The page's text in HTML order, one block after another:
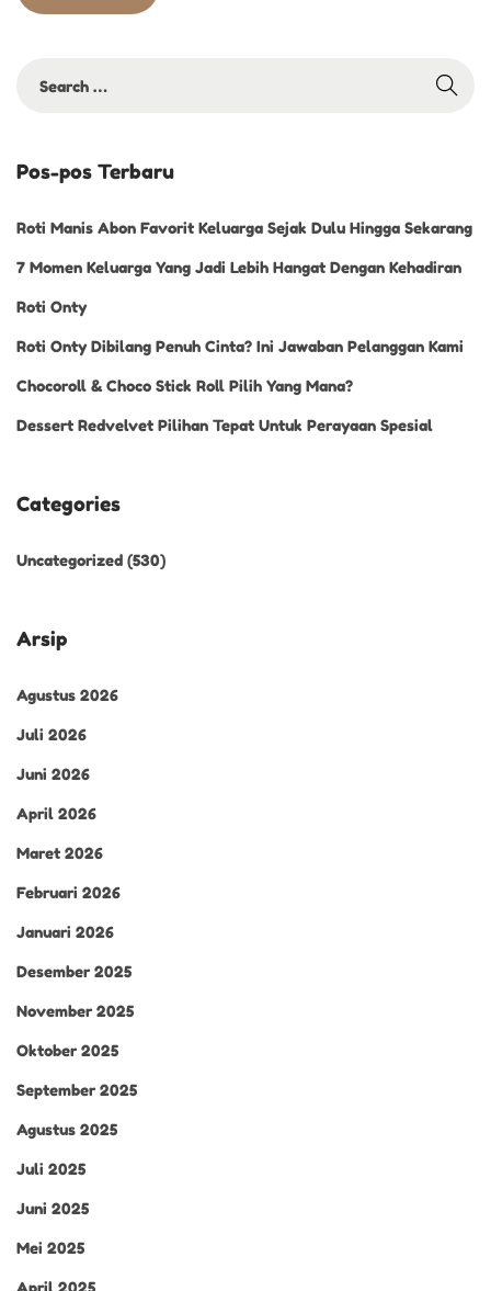
Pos-pos Terbaru
Roti Manis Abon Favorit Keluarga Sejak Dulu Hingga Sekarang
7 Momen Keluarga Yang Jadi Lebih Hangat Dengan Kehadiran
Roti Onty
Roti Onty Dibilang Penuh Cinta? Ini Jawaban Pelanggan Kami
Chocoroll & Choco Stick Roll Pilih Yang Mana?
Dessert Redvelvet Pilihan Tepat Untuk Perayaan Spesial
Categories
Uncategorized (530)
Arsip
Agustus 2026
Juli 2026
Juni 2026
April 2026
Maret 2026
Februari 2026
Januari 2026
Desember 2025
November 2025
Oktober 2025
September 2025
Agustus 2025
Juli 2025
Juni 2025
Mei 2025
April 2025